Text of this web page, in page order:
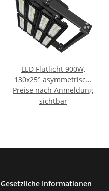
LED Flutlicht 900W,
130x25° asymmetrisch,
variabel, 1-10V
dimmbar, neutralweiß,
Preise nach Anmeldung
sichtbar
Gesetzliche Informationen